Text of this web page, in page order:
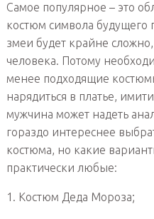
Самое популярное – это
костюм символа будущего
змеи будет крайне
человека. Потому
менее подходящие
нарядиться в платье,
мужчина может надеть
гораздо интереснее
костюма, но какие
практически любые:
1. Костюм Деда Мороза;